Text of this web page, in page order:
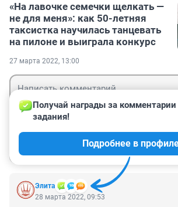
«На лавочке семечки щелкать —
не для меня»: как 50-летняя
таксистка научилась танцевать
на пилоне и выиграла конкурс
27 марта 2022, 13:00
Элита
Получай награды за комментарии
задания!
Подробнее в
28 марта 2022, 09:53